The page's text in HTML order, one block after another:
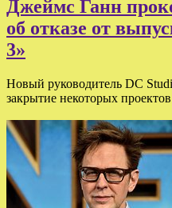
Джеймс Ганн
об отказе от
3»
Новый руководитель DC
закрытие некоторых